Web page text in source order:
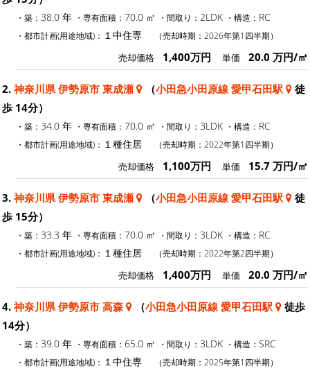
・築： 38.0 年 ・専有面積： 70.0 ㎡ ・間取り： 2LDK ・構造： RC
・都市計画(用途地域)： １中住専 （売却時期：2026年第1四半期）
売却価格 1,400万円 単価 20.0 万円/㎡
2. 神奈川県 伊勢原市 東成瀬 （小田急小田原線 愛甲石田駅
徒
歩 14分）
・築： 34.0 年 ・専有面積： 70.0 ㎡ ・間取り： 3LDK ・構造： RC
・都市計画(用途地域)： １種住居 （売却時期：2022年第1四半期）
売却価格 1,100万円 単価 15.7 万円/㎡
3. 神奈川県 伊勢原市 東成瀬 （小田急小田原線 愛甲石田駅
徒
歩 15分）
・築： 33.3 年 ・専有面積： 70.0 ㎡ ・間取り： 3LDK ・構造： RC
・都市計画(用途地域)： １種住居 （売却時期：2022年第2四半期）
売却価格 1,400万円 単価 20.0 万円/㎡
4. 神奈川県 伊勢原市 高森 （小田急小田原線 愛甲石田駅
徒歩
14分）
・築： 39.0 年 ・専有面積： 65.0 ㎡ ・間取り： 3LDK ・構造： SRC
・都市計画(用途地域)： １中住専 （売却時期：2025年第1四半期）